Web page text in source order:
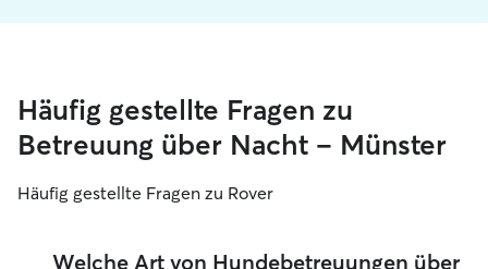
Häufig gestellte Fragen zu
Betreuung über Nacht – Münster
Häufig gestellte Fragen zu Rover
Welche Art von Hundebetreuungen über